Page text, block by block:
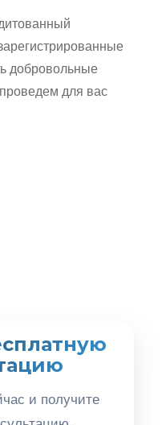
добровольные
для вас
и получите